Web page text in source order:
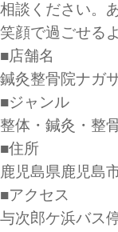
相談ください。
笑顔で過ごせる
■店舗名
鍼灸整骨院ナガ
■ジャンル
整体・鍼灸・整
■住所
鹿児島県鹿児島
■アクセス
与次郎ケ浜バス